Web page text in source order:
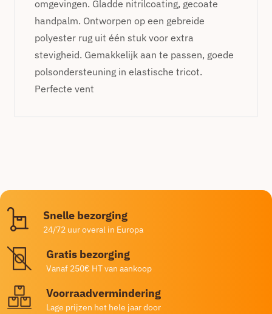
omgevingen. Gladde nitrilcoating, gecoate
handpalm. Ontworpen op een gebreide
polyester rug uit één stuk voor extra
stevigheid. Gemakkelijk aan te passen, goede
polsondersteuning in elastische tricot.
Perfecte vent
Snelle bezorging
24/72 uur overal in Europa
Gratis bezorging
Vanaf 250€ HT van aankoop
Voorraadvermindering
Lage prijzen het hele jaar door